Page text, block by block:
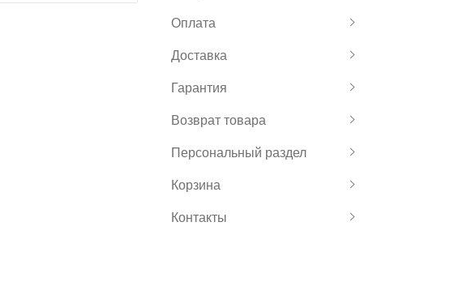
Оплата
Доставка
Гарантия
Возврат товара
Персональный раздел
Корзина
Контакты